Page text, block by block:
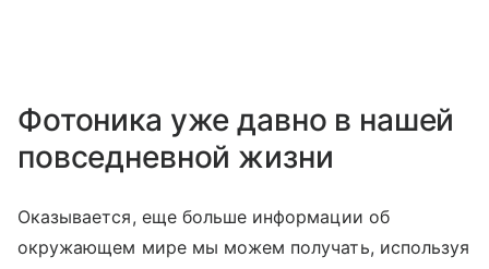
Фотоника уже давно в нашей
повседневной жизни
Оказывается, еще больше информации об
окружающем мире мы можем получать, используя